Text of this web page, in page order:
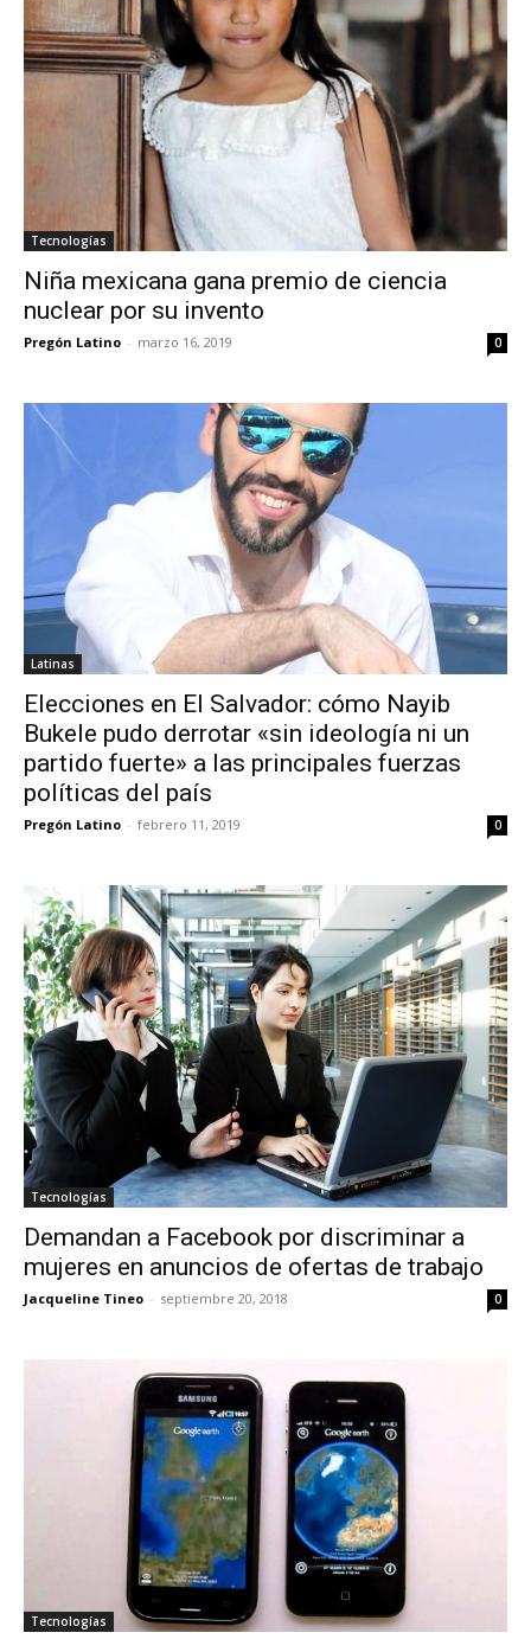
Tecnologías
Niña mexicana gana premio de ciencia
nuclear por su invento
Pregón Latino - marzo 16, 2019 0
Latinas
Elecciones en El Salvador: cómo Nayib
Bukele pudo derrotar «sin ideología ni un
partido fuerte» a las principales fuerzas
políticas del país
Pregón Latino - febrero 11, 2019 0
Tecnologías
Demandan a Facebook por discriminar a
mujeres en anuncios de ofertas de trabajo
Jacqueline Tineo - septiembre 20, 2018 0
Tecnologías